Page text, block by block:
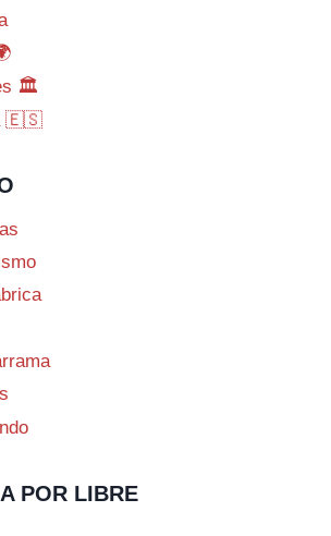
🏛️
🇪🇸
POR LIBRE